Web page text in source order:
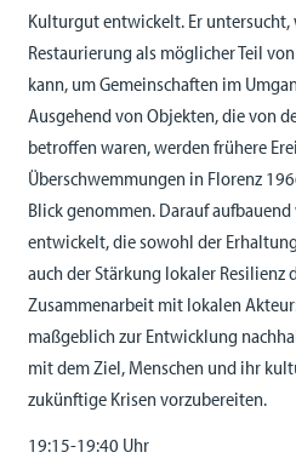
Kulturgut entwickelt. Er
Restaurierung als möglicher Teil
kann, um Gemeinschaften im
Ausgehend von Objekten, die von
betroffen waren, werden frühere
Überschwemmungen in Florenz
Blick genommen. Darauf
entwickelt, die sowohl der
auch der Stärkung lokaler Resilienz
Zusammenarbeit mit lokalen
maßgeblich zur Entwicklung
mit dem Ziel, Menschen und ihr
zukünftige Krisen vorzubereiten.
19:15-19:40 Uhr